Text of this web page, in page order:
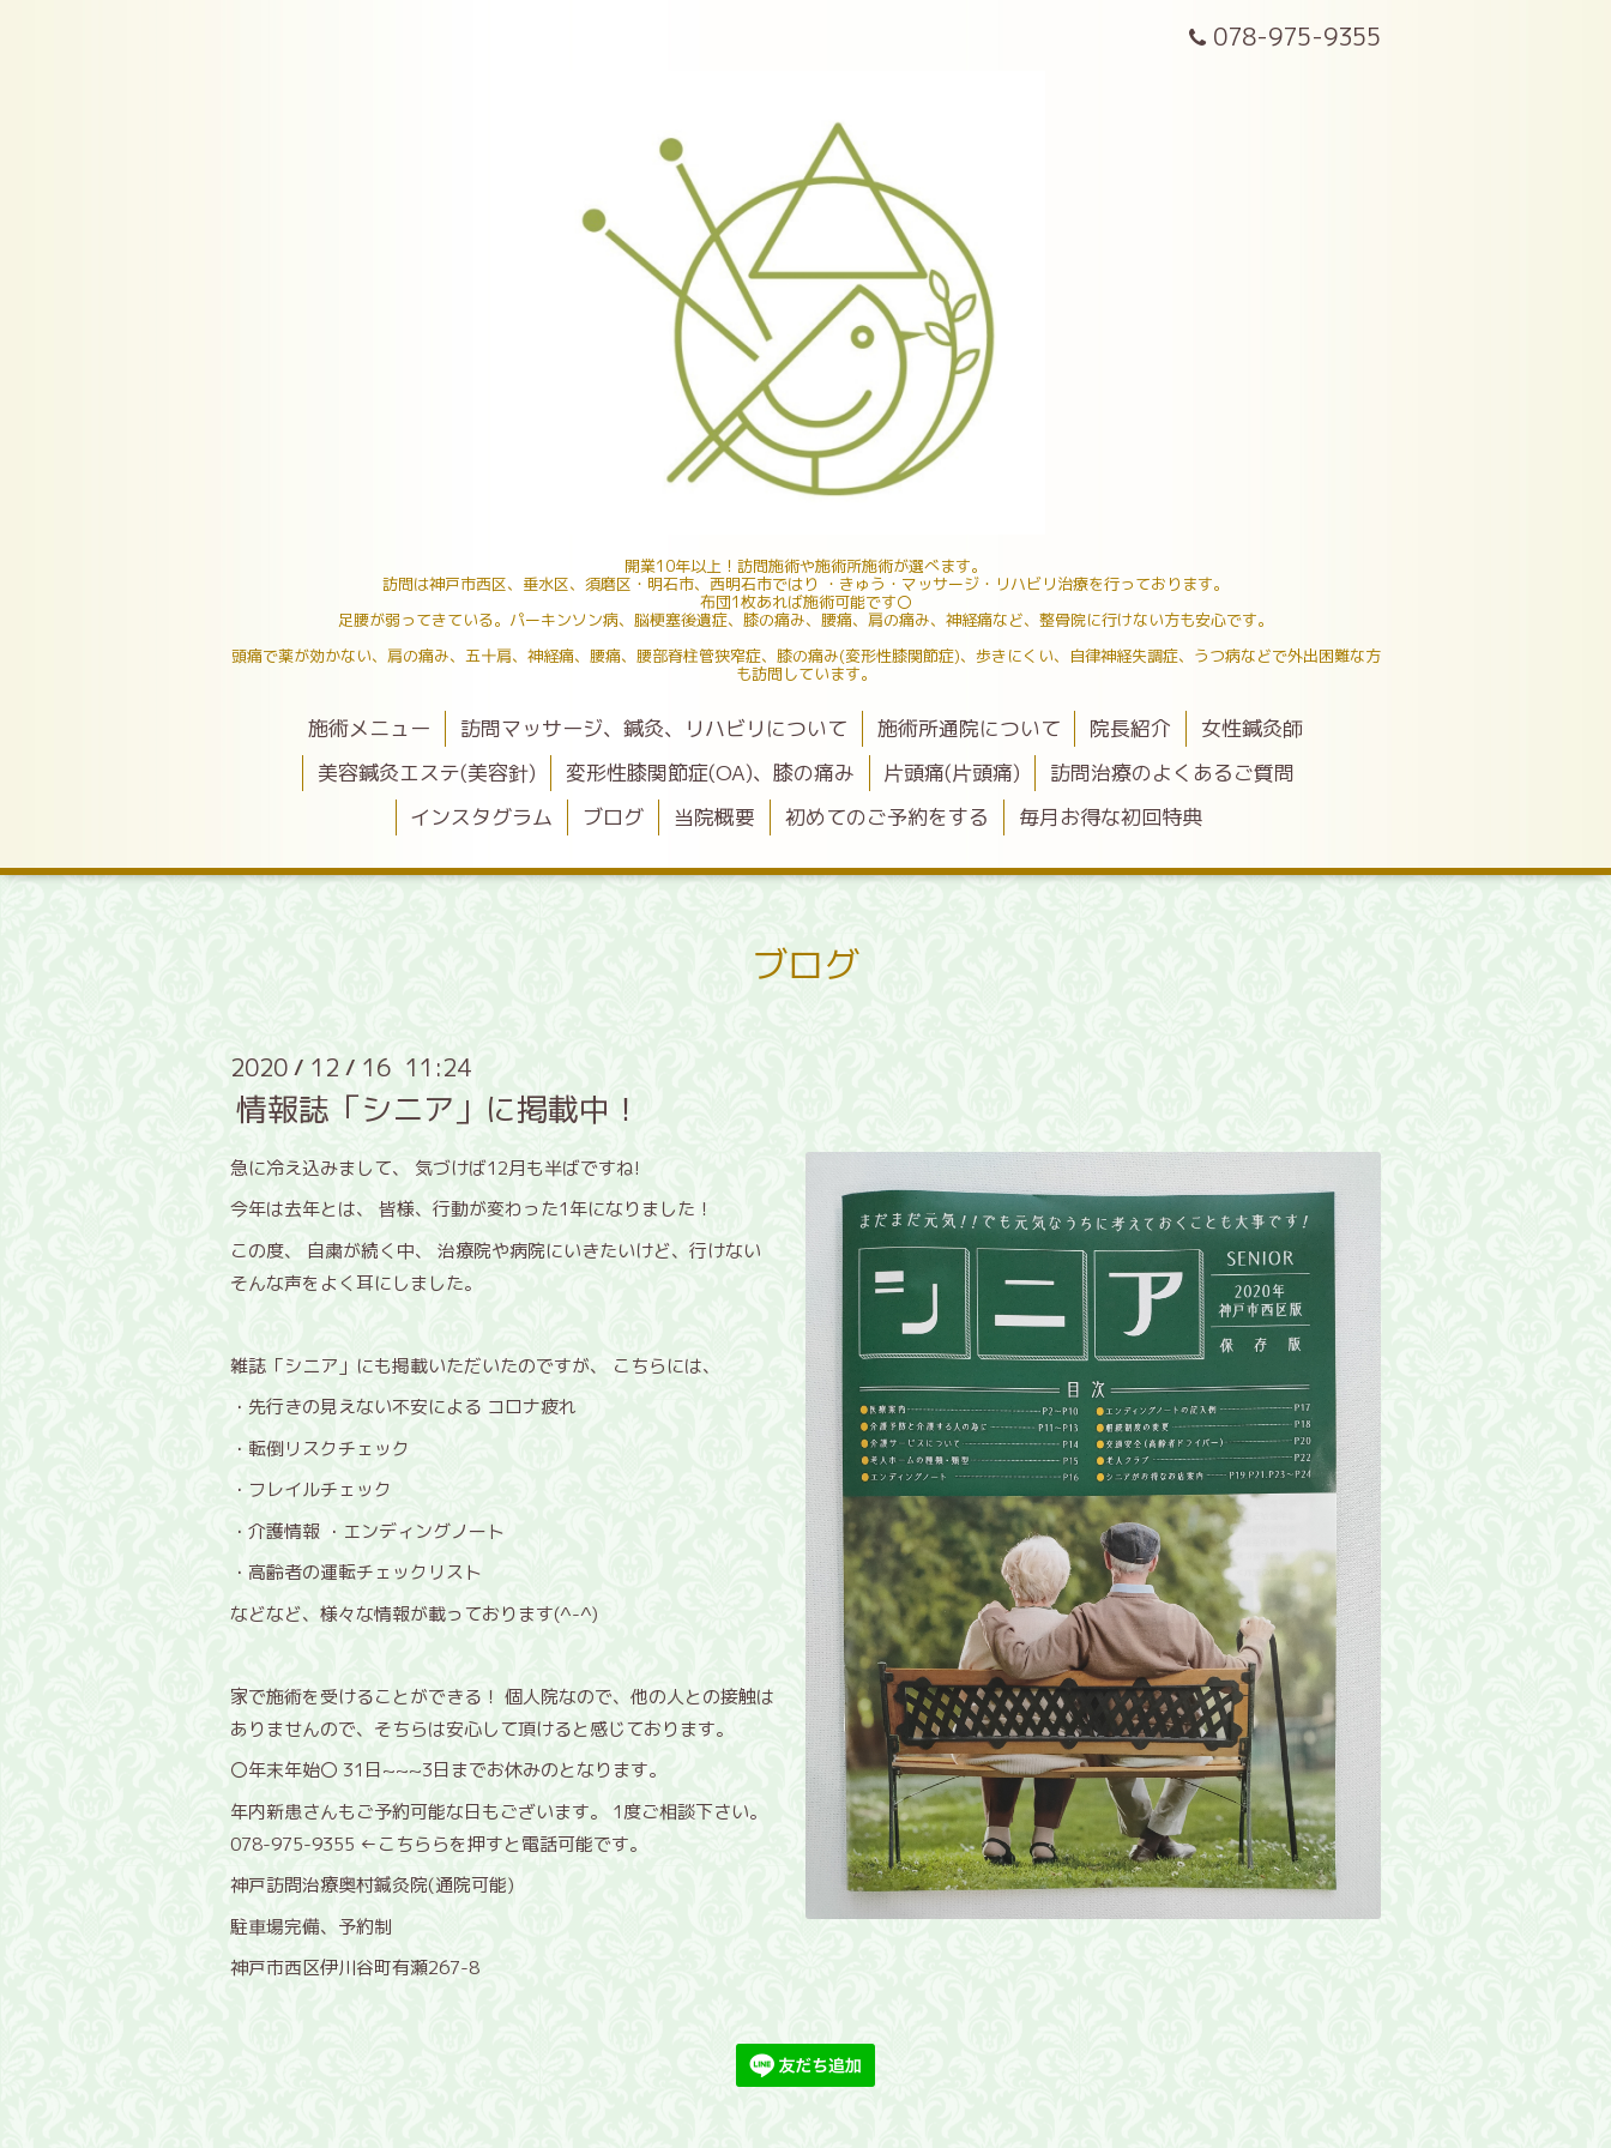
078-975-9355
開業10年以上！訪問施術や施術所施術が選べます。
訪問は神戸市西区、垂水区、須磨区・明石市、西明石市ではり ・きゅう・マッサージ・リハビリ治療を行っております。
布団1枚あれば施術可能です〇
足腰が弱ってきている。パーキンソン病、脳梗塞後遺症、膝の痛み、腰痛、肩の痛み、神経痛など、整骨院に行けない方も安心です。
頭痛で薬が効かない、肩の痛み、五十肩、神経痛、腰痛、腰部脊柱管狭窄症、膝の痛み(変形性膝関節症)、歩きにくい、自律神経失調症、うつ病などで外出困難な方
も訪問しています。
施術メニュー 訪問マッサージ、鍼灸、リハビリについて 施術所通院について 院長紹介
女性鍼灸師
美容鍼灸エステ(美容針)
変形性膝関節症(OA)、膝の痛み 片頭痛(片頭痛)
訪問治療のよくあるご質問
インスタグラム
ブログ 当院概要 初めてのご予約をする 毎月お得な初回特典
ブログ
2020 / 12 / 16 11:24
情報誌「シニア」に掲載中！
急に冷え込みまして、 気づけば12月も半ばですね!
今年は去年とは、 皆様、行動が変わった1年になりました！
この度、 自粛が続く中、 治療院や病院にいきたいけど、行けない
そんな声をよく耳にしました。
雑誌「シニア」にも掲載いただいたのですが、 こちらには、
・先行きの見えない不安による コロナ疲れ
・転倒リスクチェック
・フレイルチェック
・介護情報 ・エンディングノート
・高齢者の運転チェックリスト
などなど、様々な情報が載っております(^-^)
家で施術を受けることができる！ 個人院なので、他の人との接触は
ありませんので、そちらは安心して頂けると感じております。
〇年末年始〇 31日~~~3日までお休みのとなります。
年内新患さんもご予約可能な日もございます。 1度ご相談下さい。
078-975-9355 ←こちららを押すと電話可能です。
神戸訪問治療奥村鍼灸院(通院可能)
駐車場完備、予約制
神戸市西区伊川谷町有瀬267-8